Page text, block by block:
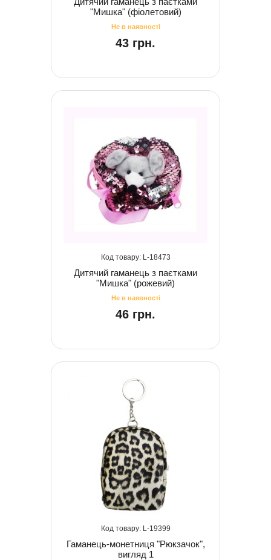
"Мишка" (фіолетовий)
43 грн.
18473
Дитячий гаманець з паєтками
"Мишка" (рожевий)
46 грн.
19399
Гаманець-монетниця "Рюкзачок",
вигляд 1